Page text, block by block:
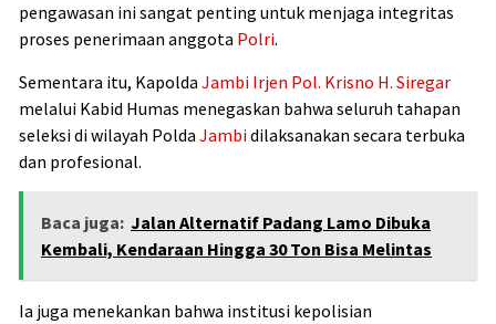
pengawasan ini sangat penting untuk menjaga integritas
proses penerimaan anggota Polri.
Sementara itu, Kapolda Jambi Irjen Pol. Krisno H. Siregar
melalui Kabid Humas menegaskan bahwa seluruh tahapan
seleksi di wilayah Polda Jambidilaksanakan secara terbuka
dan profesional.
Baca juga: Jalan Alternatif Padang Lamo Dibuka
Kembali, Kendaraan Hingga 30 Ton Bisa Melintas
Ia juga menekankan bahwa institusi kepolisian